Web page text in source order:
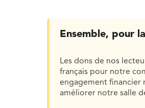
Ensemble, pour
Les dons de nos
français pour notre
engagement financier
améliorer notre salle